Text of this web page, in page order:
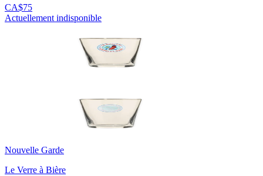
CA$75
Actuellement indisponible
Nouvelle Garde
Le Verre à Bière